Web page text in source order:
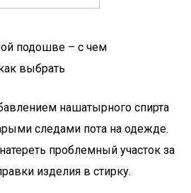
подошве – с чем
выбрать
нашатырного спирта
следами пота на одежде.
проблемный участок за
изделия в стирку.